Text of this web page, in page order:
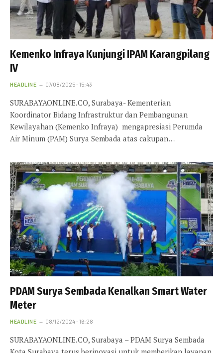
Kemenko Infraya Kunjungi IPAM Karangpilang
IV
HEADLINE 07/08/2025 - 15:43
SURABAYAONLINE.CO, Surabaya- Kementerian
Koordinator Bidang Infrastruktur dan Pembangunan
Kewilayahan (Kemenko Infraya) mengapresiasi Perumda
Air Minum (PAM) Surya Sembada atas cakupan…
PDAM Surya Sembada Kenalkan Smart Water
Meter
HEADLINE 08/12/2024 - 16:28
SURABAYAONLINE.CO, Surabaya – PDAM Surya Sembada